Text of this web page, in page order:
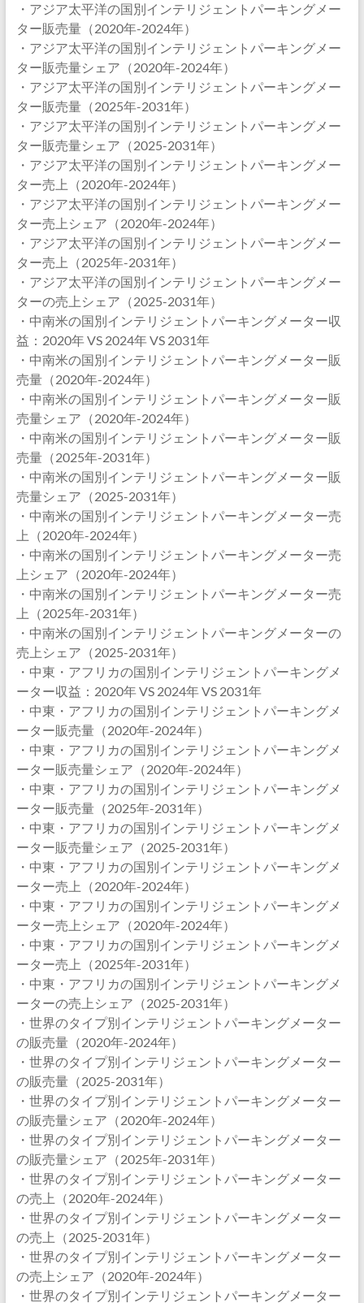
・アジア太平洋の国別インテリジェントパーキングメー
ター販売量（2020年-2024年）
・アジア太平洋の国別インテリジェントパーキングメー
ター販売量シェア（2020年-2024年）
・アジア太平洋の国別インテリジェントパーキングメー
ター販売量（2025年-2031年）
・アジア太平洋の国別インテリジェントパーキングメー
ター販売量シェア（2025-2031年）
・アジア太平洋の国別インテリジェントパーキングメー
ター売上（2020年-2024年）
・アジア太平洋の国別インテリジェントパーキングメー
ター売上シェア（2020年-2024年）
・アジア太平洋の国別インテリジェントパーキングメー
ター売上（2025年-2031年）
・アジア太平洋の国別インテリジェントパーキングメー
ターの売上シェア（2025-2031年）
・中南米の国別インテリジェントパーキングメーター収
益：2020年 VS 2024年 VS 2031年
・中南米の国別インテリジェントパーキングメーター販
売量（2020年-2024年）
・中南米の国別インテリジェントパーキングメーター販
売量シェア（2020年-2024年）
・中南米の国別インテリジェントパーキングメーター販
売量（2025年-2031年）
・中南米の国別インテリジェントパーキングメーター販
売量シェア（2025-2031年）
・中南米の国別インテリジェントパーキングメーター売
上（2020年-2024年）
・中南米の国別インテリジェントパーキングメーター売
上シェア（2020年-2024年）
・中南米の国別インテリジェントパーキングメーター売
上（2025年-2031年）
・中南米の国別インテリジェントパーキングメーターの
売上シェア（2025-2031年）
・中東・アフリカの国別インテリジェントパーキングメ
ーター収益：2020年 VS 2024年 VS 2031年
・中東・アフリカの国別インテリジェントパーキングメ
ーター販売量（2020年-2024年）
・中東・アフリカの国別インテリジェントパーキングメ
ーター販売量シェア（2020年-2024年）
・中東・アフリカの国別インテリジェントパーキングメ
ーター販売量（2025年-2031年）
・中東・アフリカの国別インテリジェントパーキングメ
ーター販売量シェア（2025-2031年）
・中東・アフリカの国別インテリジェントパーキングメ
ーター売上（2020年-2024年）
・中東・アフリカの国別インテリジェントパーキングメ
ーター売上シェア（2020年-2024年）
・中東・アフリカの国別インテリジェントパーキングメ
ーター売上（2025年-2031年）
・中東・アフリカの国別インテリジェントパーキングメ
ーターの売上シェア（2025-2031年）
・世界のタイプ別インテリジェントパーキングメーター
の販売量（2020年-2024年）
・世界のタイプ別インテリジェントパーキングメーター
の販売量（2025-2031年）
・世界のタイプ別インテリジェントパーキングメーター
の販売量シェア（2020年-2024年）
・世界のタイプ別インテリジェントパーキングメーター
の販売量シェア（2025年-2031年）
・世界のタイプ別インテリジェントパーキングメーター
の売上（2020年-2024年）
・世界のタイプ別インテリジェントパーキングメーター
の売上（2025-2031年）
・世界のタイプ別インテリジェントパーキングメーター
の売上シェア（2020年-2024年）
・世界のタイプ別インテリジェントパーキングメーター